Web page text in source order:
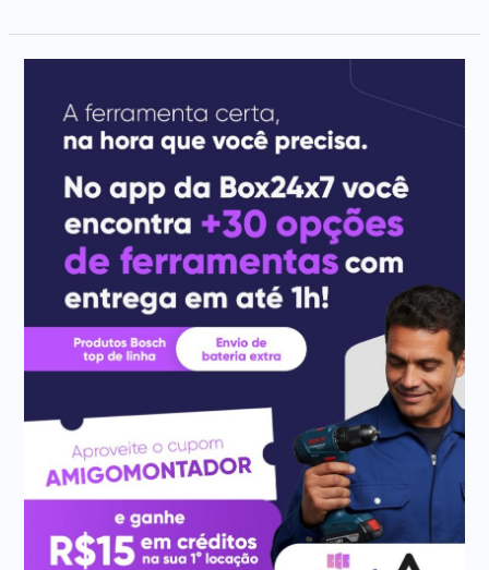
Ferramenta
Bolso:
Conheça
nossa
parceria
o
Montador”!